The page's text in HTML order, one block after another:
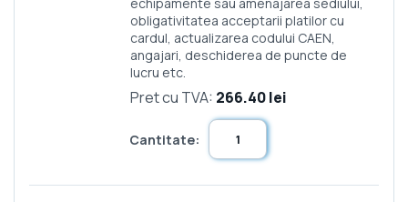
echipamente sau amenajarea sediului,
obligativitatea acceptarii platilor cu
cardul, actualizarea codului CAEN,
angajari, deschiderea de puncte de
lucru etc.
Pret cu TVA: 266.40 lei
Cantitate: